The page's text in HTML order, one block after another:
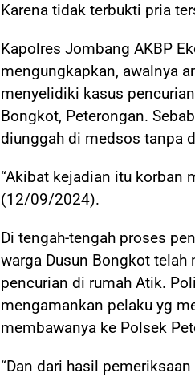
Karena tidak terbukti pria
Kapolres Jombang AKBP
mengungkapkan, awalnya
menyelidiki kasus
Bongkot, Peterongan.
diunggah di medsos tanpa
“Akibat kejadian itu korban
(12/09/2024).
Di tengah-tengah proses
warga Dusun Bongkot
pencurian di rumah Atik.
mengamankan pelaku yg
membawanya ke Polsek
“Dan dari hasil